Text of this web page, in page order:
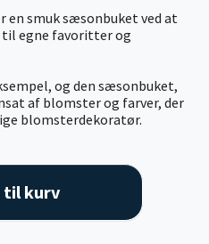
smuk sæsonbuket ved at
egne favoritter og
og den sæsonbuket,
af blomster og farver, der
blomsterdekoratør.
kurv